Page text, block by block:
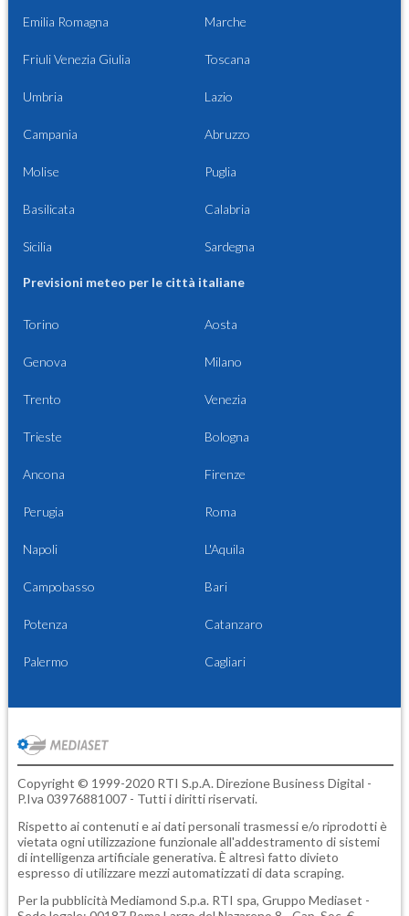
Emilia Romagna Marche
Friuli Venezia Giulia Toscana
Umbria Lazio
Campania Abruzzo
Molise Puglia
Basilicata Calabria
Sicilia Sardegna
Previsioni meteo per le città italiane
Torino Aosta
Genova Milano
Trento Venezia
Trieste Bologna
Ancona Firenze
Perugia Roma
Napoli L'Aquila
Campobasso Bari
Potenza Catanzaro
Palermo Cagliari
Copyright © 1999-2020 RTI S.p.A. Direzione Business Digital -
P.Iva 03976881007 - Tutti i diritti riservati.
Rispetto ai contenuti e ai dati personali trasmessi e/o riprodotti è
vietata ogni utilizzazione funzionale all'addestramento di sistemi
di intelligenza artificiale generativa. È altresì fatto divieto
espresso di utilizzare mezzi automatizzati di data scraping.
Per la pubblicità Mediamond S.p.a. RTI spa, Gruppo Mediaset -